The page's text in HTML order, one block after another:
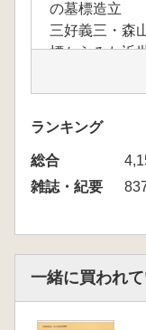
の墓標造立
三好義三・森
標からみた近
間野大丞・
安楽可奈子
良市大野町十
【論考】
山下立 笏谷石
津市石造物調
海邉博史・伊
井佐由里 種
ランキング
総合
雑誌・紀要
一緒に買われ